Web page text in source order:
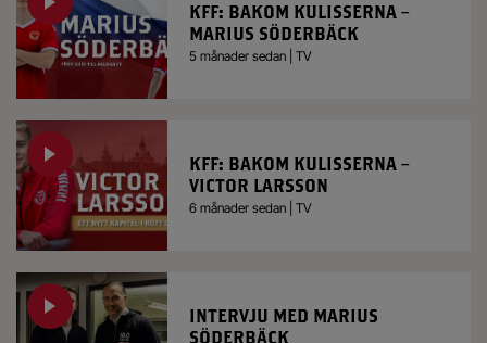
KFF: BAKOM KULISSERNA –
MARIUS SÖDERBÄCK
5 månader sedan | TV
KFF: BAKOM KULISSERNA –
VICTOR LARSSON
6 månader sedan | TV
INTERVJU MED MARIUS
SÖDERBÄCK